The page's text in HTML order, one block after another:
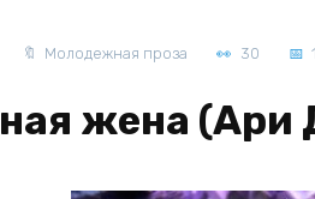
Молодежная проза 30
жена (Ари